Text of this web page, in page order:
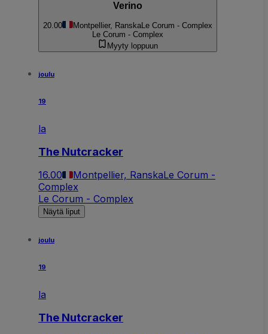
Verino
20.00 Montpellier, Ranska Le Corum - Complex
Le Corum - Complex
Myyty loppuun
joulu
19
la
The Nutcracker
16.00 Montpellier, RanskaLe Corum -
Complex
Le Corum - Complex
Näytä liput
joulu
19
la
The Nutcracker